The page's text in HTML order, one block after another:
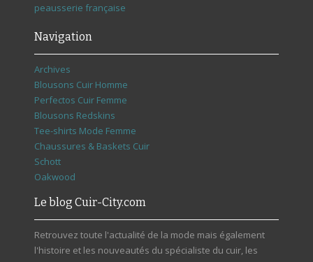
peausserie française
Navigation
Archives
Blousons Cuir Homme
Perfectos Cuir Femme
Blousons Redskins
Tee-shirts Mode Femme
Chaussures & Baskets Cuir
Schott
Oakwood
Le blog Cuir-City.com
Retrouvez toute l'actualité de la mode mais également
l'histoire et les nouveautés du spécialiste du cuir, les